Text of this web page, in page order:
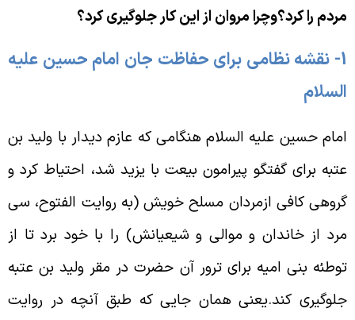
را کرد؟وچرا مروان از این کار جلوگیری کرد؟
1- نقشه نظامى براى حفاظت جان امام حسین عليه
حسین عليه السلام هنگامى كه عازم ديدار با وليد بن
برای گفتگو پیرامون بیعت با یزید شد، احتياط كرد و
كافى ازمردان مسلح خويش (به روايت الفتوح، سى
از خاندان و موالى و شيعيانش) را با خود برد تا از
بنى اميه براى ترور آن حضرت در مقر وليد بن عتبه
كند.يعنى همان جايى كه طبق آنچه در روايت